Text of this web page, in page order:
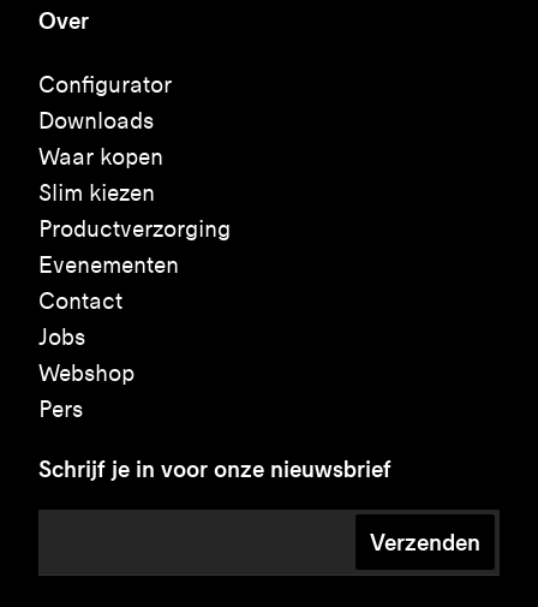
Over
Configurator
Downloads
Waar kopen
Slim kiezen
Productverzorging
Evenementen
Contact
Jobs
Webshop
Pers
Schrijf je in voor onze nieuwsbrief
Verzenden